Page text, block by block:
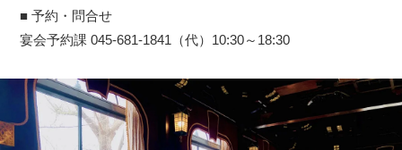
■ 予約・問合せ
宴会予約課 045-681-1841（代）10:30～18:30